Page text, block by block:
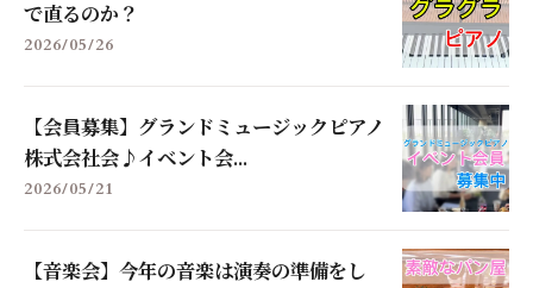
で直るのか？
2026/05/26
【会員募集】グランドミュージックピアノ
株式会社会♪イベント会...
2026/05/21
【音楽会】今年の音楽は演奏の準備をし